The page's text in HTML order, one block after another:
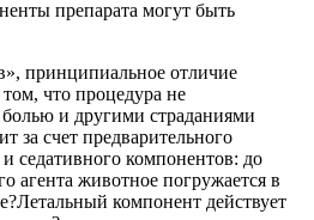
препарата могут быть
принципиальное отличие
том, что процедура не
и другими страданиями
за счет предварительного
седативного компонентов: до
агента животное погружается в
компонент действует